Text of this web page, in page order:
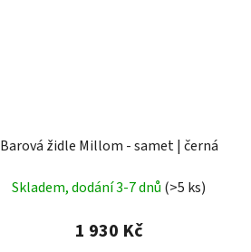
Barová židle Millom - samet | černá
Skladem, dodání 3-7 dnů (>5 ks)
1 930 Kč